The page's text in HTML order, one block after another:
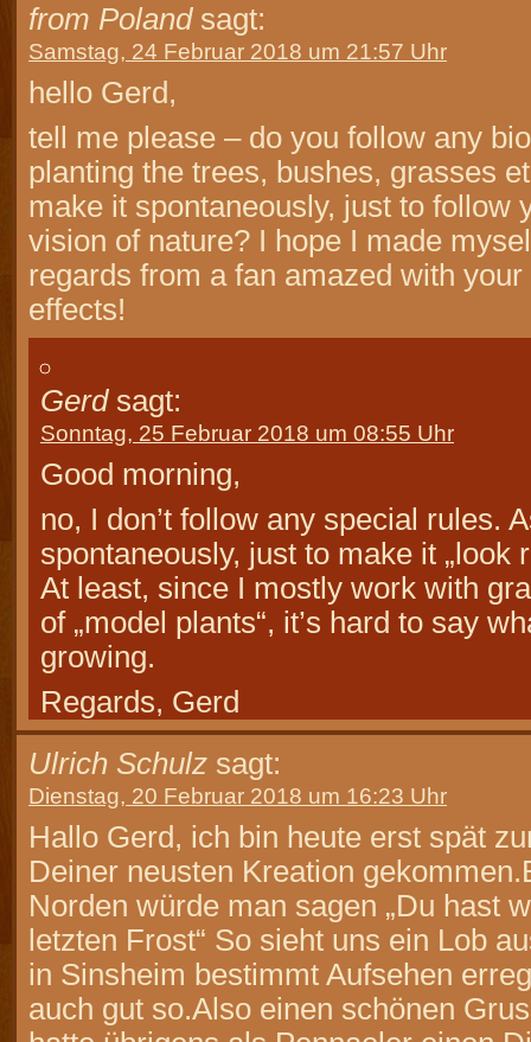
from Poland sagt:
Samstag, 24 Februar 2018 um 21:57 Uhr
hello Gerd,
tell me please – do you follow any
planting the trees, bushes, grasses
make it spontaneously, just to follow
vision of nature? I hope I made
regards from a fan amazed with
effects!
Gerd sagt:
Sonntag, 25 Februar 2018 um 08:55 Uhr
Good morning,
no, I don’t follow any special rules.
spontaneously, just to make it „look
At least, since I mostly work with
of „model plants“, it’s hard to say
growing.
Regards, Gerd
Ulrich Schulz sagt:
Dienstag, 20 Februar 2018 um 16:23 Uhr
Hallo Gerd, ich bin heute erst spät
Deiner neusten Kreation
Norden würde man sagen „Du hast
letzten Frost“ So sieht uns ein Lob
in Sinsheim bestimmt Aufsehen
auch gut so.Also einen schönen